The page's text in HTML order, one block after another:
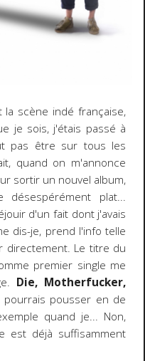
la scène indé française,
je sois, j'étais passé à
pas être sur tous les
quand on m'annonce
sortir un nouvel album,
désespérément plat...
d'un fait dont j'avais
dis-je, prend l'info telle
directement. Le titre du
premier single me
Die, Motherfucker,
pousser en de
quand je... Non,
est déjà suffisamment